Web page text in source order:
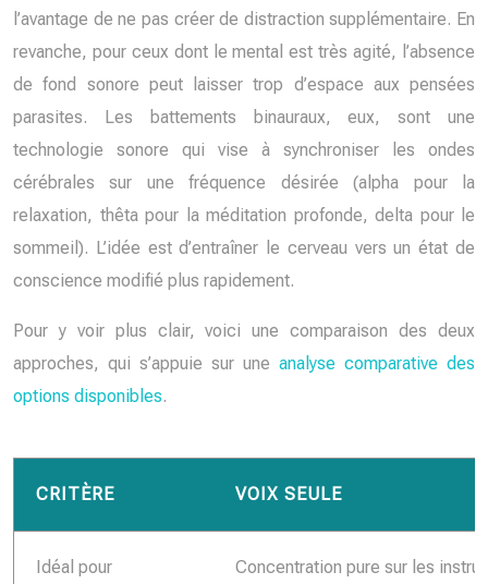
l’avantage de ne pas créer de distraction supplémentaire. En
revanche, pour ceux dont le mental est très agité, l’absence
de fond sonore peut laisser trop d’espace aux pensées
parasites. Les battements binauraux, eux, sont une
technologie sonore qui vise à synchroniser les ondes
cérébrales sur une fréquence désirée (alpha pour la
relaxation, thêta pour la méditation profonde, delta pour le
sommeil). L’idée est d’entraîner le cerveau vers un état de
conscience modifié plus rapidement.
Pour y voir plus clair, voici une comparaison des deux
approches, qui s’appuie sur une analyse comparative des
options disponibles.
CRITÈRE VOIX SEULE
Idéal pour Concentration pure sur les